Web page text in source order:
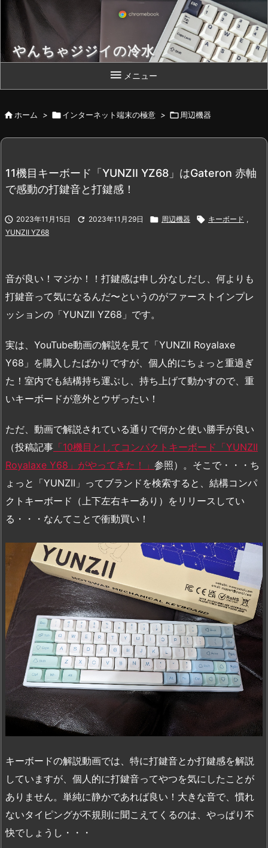
やんちゃジジイの冷水
Chromebook 片手によいしょっと！
 メニュー
ホーム > インターネット端末の極意 > 周辺機器
11機目キーボード「YUNZII YZ68」はGateron 赤軸
で感動の打鍵音と打鍵感！
 2023年11月15日  2023年11月29日  周辺機器  キーボード ,
YUNZII YZ68
音が良い！マジか！！打鍵感は申し分なしだし、何よりも
打鍵音って気になるんだ〜というのがファーストインプレ
ッションの「YUNZII YZ68」です。
実は、YouTube動画の解説を見て「YUNZII Royalaxe
Y68」を購入したばかりですが、個人的にちょっと重過ぎ
た！室内でも結構持ち運ぶし、持ち上げて動かすので、重
いキーボードが意外とウザったい！
ただ、動画で解説されている通りで何かと使い勝手が良い
（投稿記事 「10機目としてコンパクトキーボード「YUNZII
Royalaxe Y68」がやってきた！」 参照）。そこで・・・ち
ょっと「YUNZII」ってブランドを検索すると、結構コンパ
クトキーボード（上下左右キーあり）をリリースしてい
る・・・なんてことで衝動買い！
キーボードの解説動画では、特に打鍵音とか打鍵感を解説
していますが、個人的に打鍵音ってやつを気にしたことが
ありません。単純に静かであれば良い！大きな音で、慣れ
ないタイピングが不規則に聞こえてくるのは、やっぱり不
快でしょうし・・・